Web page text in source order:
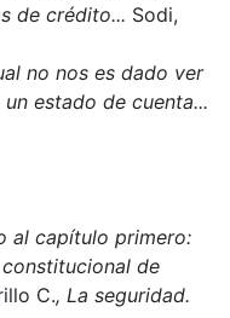
de crédito... Sodi,
no nos es dado ver
estado de cuenta...
al capítulo primero:
de
C., La seguridad.